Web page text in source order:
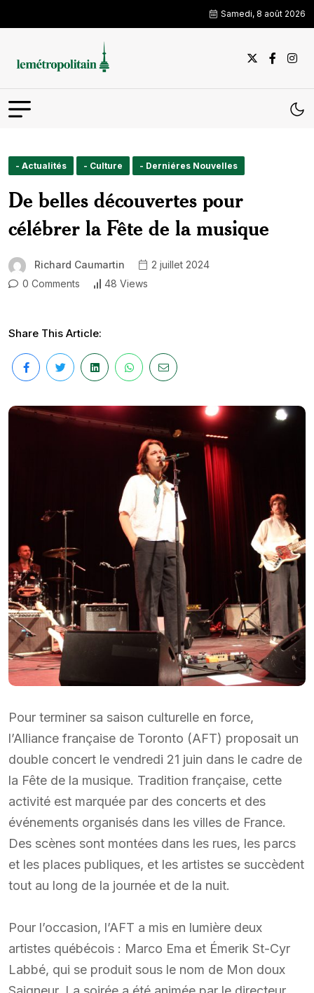
Samedi, 8 août 2026
- Actualités - Culture - Derniéres Nouvelles
De belles découvertes pour
célébrer la Fête de la musique
Richard Caumartin
2 juillet 2024
0 Comments
48 Views
Share This Article:
Pour terminer sa saison culturelle en force,
l’Alliance française de Toronto (AFT) proposait un
double concert le vendredi 21 juin dans le cadre de
la Fête de la musique. Tradition française, cette
activité est marquée par des concerts et des
événements organisés dans les villes de France.
Des scènes sont montées dans les rues, les parcs
et les places publiques, et les artistes se succèdent
tout au long de la journée et de la nuit.
Pour l’occasion, l’AFT a mis en lumière deux
artistes québécois : Marco Ema et Émerik St-Cyr
Labbé, qui se produit sous le nom de Mon doux